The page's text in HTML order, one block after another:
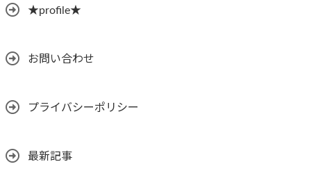
★profile★
お問い合わせ
プライバシーポリシー
最新記事